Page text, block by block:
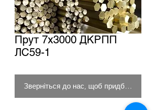
Прут 7х3000 ДКРПП
ЛС59-1
Зверніться до нас, щоб придбати товар